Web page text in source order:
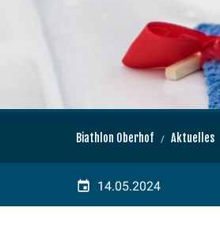
Biathlon Oberhof Aktuelles
14.05.2024